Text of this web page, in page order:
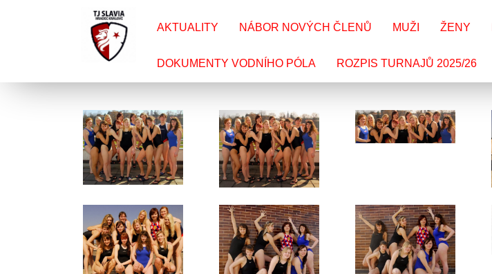
AKTUALITY NÁBOR NOVÝCH ČLENŮ MUŽI ŽENY
DOKUMENTY VODNÍHO PÓLA ROZPIS TURNAJŮ 2025/26